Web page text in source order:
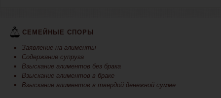
СЕМЕЙНЫЕ СПОРЫ
Заявление на алименты
Содержание супруга
Взыскание алиментов без брака
Взыскание алиментов в браке
Взыскание алиментов в твердой денежной сумме